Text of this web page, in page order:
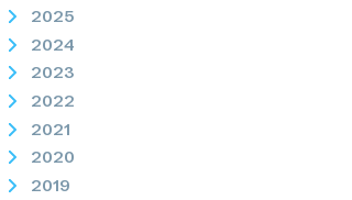
2025
2024
2023
2022
2021
2020
2019